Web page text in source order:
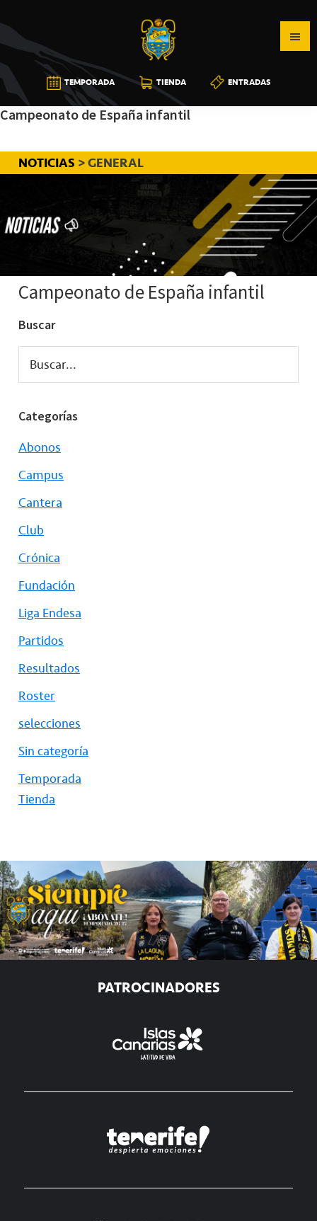
a
la
navegación
principal
al
contenido
principal
a
la
barra
lateral
principal
CB
CANARIAS
TEMPORADA TIENDA ENTRADAS
Campeonato de España infantil
NOTICIAS > GENERAL
Campeonato de España infantil
Buscar
Buscar...
Categorías
Abonos
Campus
Cantera
Club
Crónica
Fundación
Liga Endesa
Partidos
Resultados
Roster
selecciones
Sin categoría
Temporada
Tienda
PATROCINADORES